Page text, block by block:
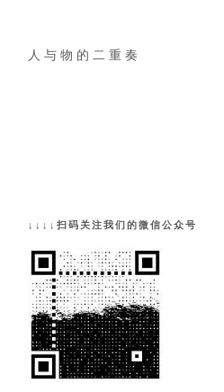
人 与 物 的 二 重 奏
↓↓↓↓扫码关注我们的微信公众号